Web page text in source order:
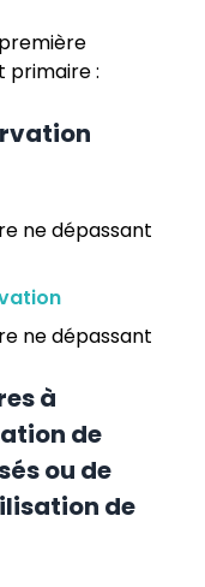
primaire :
ne dépassant
ne dépassant
à
de
ou de
de